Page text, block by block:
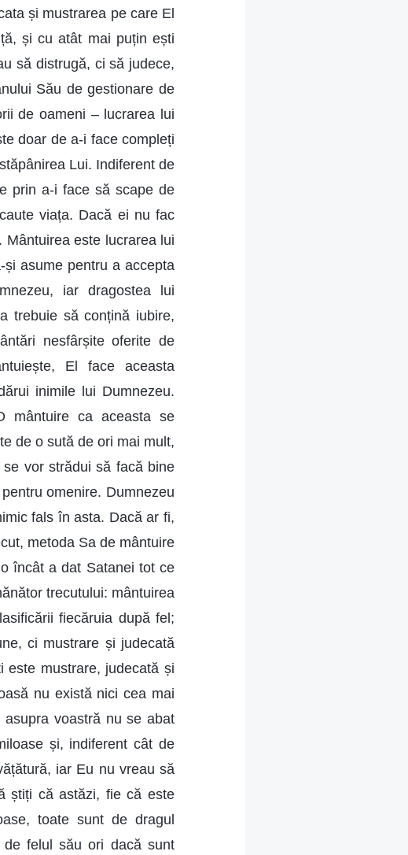
și mustrarea pe care El
și cu atât mai puțin ești
să distrugă, ci să judece,
Său de gestionare de
de oameni – lucrarea lui
doar de a-i face compleți
Lui. Indiferent de
prin a-i face să scape de
viața. Dacă ei nu fac
este lucrarea lui
asume pentru a accepta
iar dragostea lui
trebuie să conțină iubire,
nesfârșite oferite de
El face aceasta
inimile lui Dumnezeu.
mântuire ca aceasta se
de o sută de ori mai mult,
vor strădui să facă bine
omenire. Dumnezeu
fals în asta. Dacă ar fi,
metoda Sa de mântuire
încât a dat Satanei tot ce
trecutului: mântuirea
fiecăruia după fel;
ci mustrare și judecată
este mustrare, judecată și
nu există nici cea mai
voastră nu se abat
și, indiferent cât de
iar Eu nu vreau să
știți că astăzi, fie că este
toate sunt de dragul
de felul său ori dacă sunt